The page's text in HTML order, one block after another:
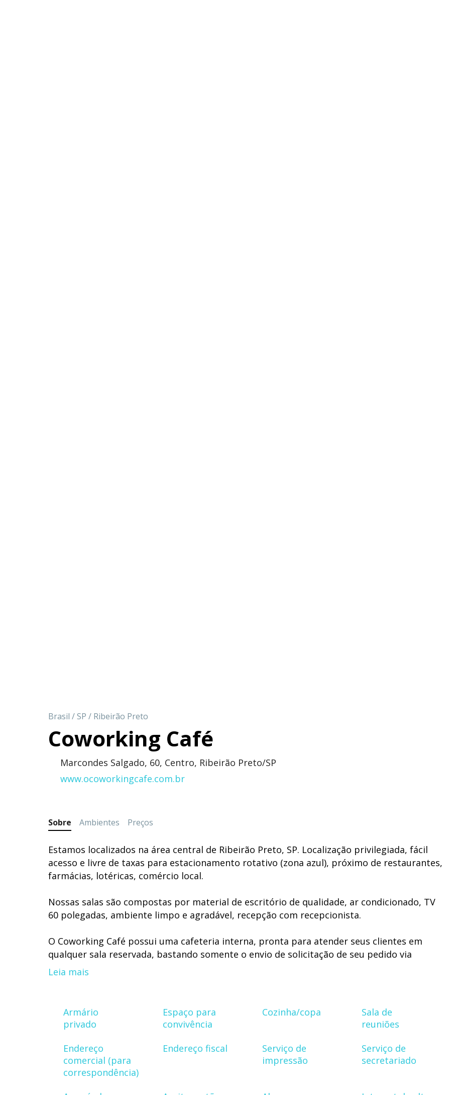
Brasil /SP / Ribeirão Preto
Coworking Café
Marcondes Salgado, 60, Centro, Ribeirão Preto/SP
www.ocoworkingcafe.com.br
Sobre Ambientes Preços
Estamos localizados na área central de Ribeirão Preto, SP. Localização privilegiada, fácil
acesso e livre de taxas para estacionamento rotativo (zona azul), próximo de restaurantes,
farmácias, lotéricas, comércio local.
Nossas salas são compostas por material de escritório de qualidade, ar condicionado, TV
60 polegadas, ambiente limpo e agradável, recepção com recepcionista.
O Coworking Café possui uma cafeteria interna, pronta para atender seus clientes em
qualquer sala reservada, bastando somente o envio de solicitação de seu pedido via
WhatsApp ou indo ao próprio espaço destinado para aquela pausa merecida do café.
equipe pronta para atendê-los com cordialidade, respeito e boa vontade, inclusive
podendo tratar diretamente com os sócios da empresa.
Leia mais
Armário
privado
Espaço para
convivência
Cozinha/copa
Sala de
reuniões
Endereço
comercial (para
correspondência)
Endereço fiscal
Serviço de
impressão
Serviço de
secretariado